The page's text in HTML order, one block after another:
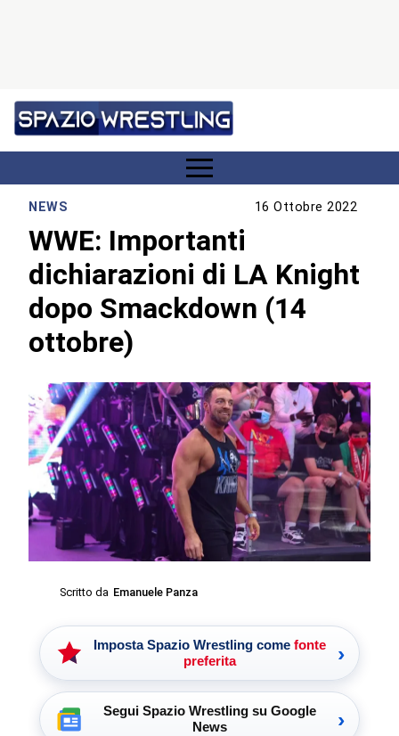
NEWS 16 Ottobre 2022
WWE: Importanti
dichiarazioni di LA Knight
dopo Smackdown (14
ottobre)
Scritto da Emanuele Panza
Imposta Spazio Wrestling come fonte
preferita
›
Segui Spazio Wrestling su Google
News
›